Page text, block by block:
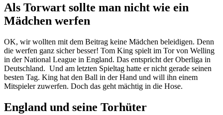
Als Torwart sollte man nicht wie ein
Mädchen werfen
OK, wir wollten mit dem Beitrag keine Mädchen beleidigen. Denn
die werfen ganz sicher besser! Tom King spielt im Tor von Welling
in der National League in England. Das entspricht der Oberliga in
Deutschland. Und am letzten Spieltag hatte er nicht gerade seinen
besten Tag. King hat den Ball in der Hand und will ihn einem
Mitspieler zuwerfen. Doch das geht mächtig in die Hose.
England und seine Torhüter